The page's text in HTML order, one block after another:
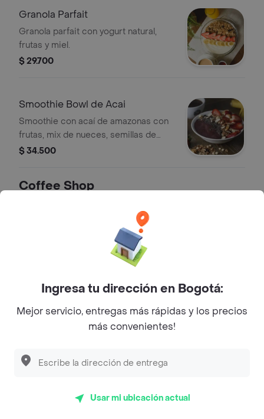
Granola Parfait
Granola parfait con yogurt natural,
frutas y miel.
$ 29.700
Smoothie Bowl de Acai
Smoothie con acaí de amazonas con
frutas, mix de nueces, semillas de
chia y granola.
$ 34.500
Coffee Shop
Bolsa Café Al Alma Huila / Cauca
Bolsa de 340g con café especial
Bolsa Café Al Alma Pink Bourbon
Bolsa 340g con café especial recien
$ 89.900
Mug Al Alma
Ingresa tu dirección en Bogotá:
Mejor servicio, entregas más rápidas y los precios
más convenientes!
Usar mi ubicación actual